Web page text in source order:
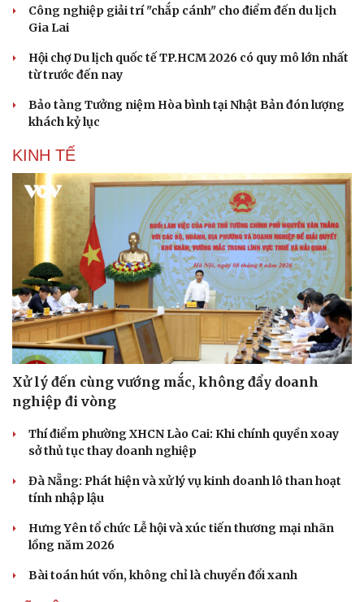
Công nghiệp giải trí "chắp cánh" cho điểm đến du lịch
Gia Lai
Hội chợ Du lịch quốc tế TP.HCM 2026 có quy mô lớn nhất
từ trước đến nay
Bảo tàng Tưởng niệm Hòa bình tại Nhật Bản đón lượng
khách kỷ lục
KINH TẾ
Xử lý đến cùng vướng mắc, không đẩy doanh
nghiệp đi vòng
Thí điểm phường XHCN Lào Cai: Khi chính quyền xoay
sở thủ tục thay doanh nghiệp
Đà Nẵng: Phát hiện và xử lý vụ kinh doanh lô than hoạt
tính nhập lậu
Hưng Yên tổ chức Lễ hội và xúc tiến thương mại nhãn
lồng năm 2026
Bài toán hút vốn, không chỉ là chuyển đổi xanh